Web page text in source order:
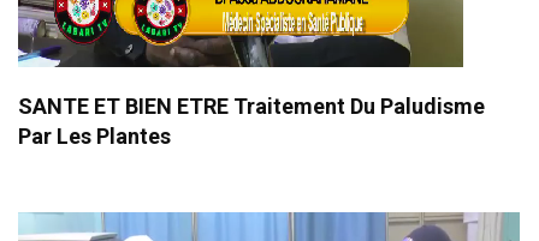
SANTE ET BIEN ETRE Traitement Du Paludisme
Par Les Plantes